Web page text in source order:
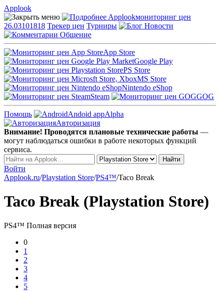
Applook
Applookмониторинг цен
26.03101818 Трекер цен Турниры
Новости
Общение
App Store
Google Play
PS Store
MS Store
Nintendo eShop
Steam
GOG
Помощь Andoid appAlpha
Авторизация
Внимание! Проводятся плановые технические работы —
могут наблюдаться ошибки в работе некоторых функций
сервиса.
Войти
Applook.ru/Playstation Store/PS4™/Taco Break
Taco Break (Playstation Store)
PS4™ Полная версия
0
1
2
3
4
5